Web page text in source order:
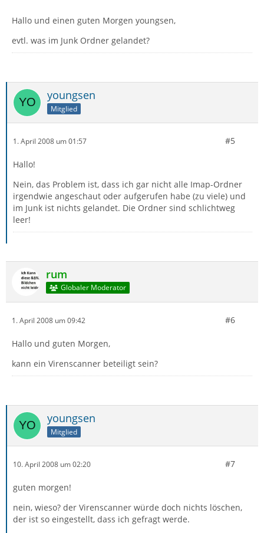
Hallo und einen guten Morgen youngsen,
evtl. was im Junk Ordner gelandet?
youngsen
Mitglied
1. April 2008 um 01:57 #5
Hallo!
Nein, das Problem ist, dass ich gar nicht alle Imap-Ordner
irgendwie angeschaut oder aufgerufen habe (zu viele) und
im Junk ist nichts gelandet. Die Ordner sind schlichtweg
leer!
rum
Globaler Moderator
1. April 2008 um 09:42 #6
Hallo und guten Morgen,
kann ein Virenscanner beteiligt sein?
youngsen
Mitglied
10. April 2008 um 02:20 #7
guten morgen!
nein, wieso? der Virenscanner würde doch nichts löschen,
der ist so eingestellt, dass ich gefragt werde.